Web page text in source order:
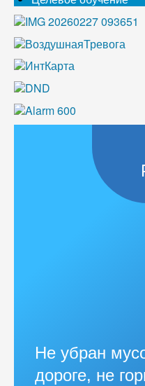
Не убран
дороге, не